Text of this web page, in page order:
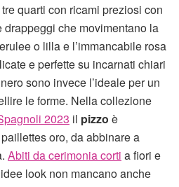
quarti con ricami preziosi con
che movimentano la
o lilla e l’immancabile rosa
e perfette su incarnati chiari
sono invece l’ideale per un
le forme. Nella collezione
2023 il pizzo è
oro, da abbinare a
Abiti da cerimonia corti a fiori e
look non mancano anche